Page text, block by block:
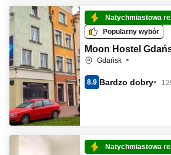
Natychmiastowa
Popularny wybór
Moon Hostel
Gdańsk
8.9 Bardzo dobry
Natychmiastowa